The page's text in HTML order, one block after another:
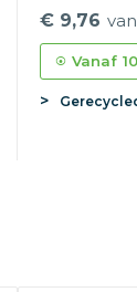
€ 9,76
Vanaf